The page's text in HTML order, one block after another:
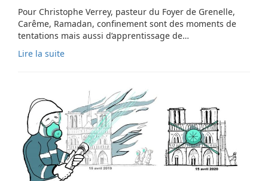
Pour Christophe Verrey, pasteur du Foyer de Grenelle,
Carême, Ramadan, confinement sont des moments de
tentations mais aussi d’apprentissage de…
Lire la suite